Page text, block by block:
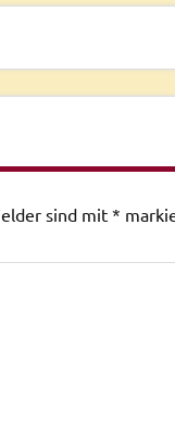
sind mit *